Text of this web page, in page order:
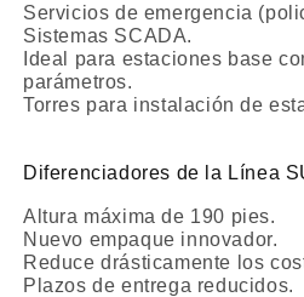
Servicios de emergencia
Sistemas SCADA.
Ideal para estaciones base
parámetros.
Torres para instalación de
Diferenciadores de la Línea
Altura máxima de 190 pies.
Nuevo empaque innovador.
Reduce drásticamente los
Plazos de entrega reducidos.